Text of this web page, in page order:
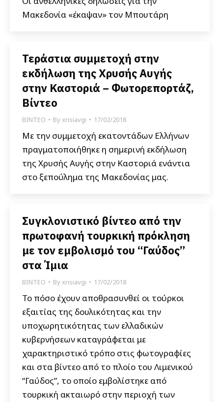
Μακεδονία «έκαψαν» τον Μπουτάρη
Τεράστια συμμετοχή στην
εκδήλωση της Χρυσής Αυγής
στην Καστοριά – Φωτορεπορτάζ,
Βίντεο
ΒΙΝΤΕΟ Byxrisiavgi 17/02/2018
Με την συμμετοχή εκατοντάδων Ελλήνων
πραγματοποιήθηκε η σημερινή εκδήλωση
της Χρυσής Αυγής στην Καστοριά ενάντια
στο ξεπούλημα της Μακεδονίας μας.
Συγκλονιστικό βίντεο από την
πρωτοφανή τουρκική πρόκληση
με τον εμβολισμό του “Γαύδος”
στα Ίμια
ΒΙΝΤΕΟ Byxrisiavgi 17/02/2018
Το πόσο έχουν αποθρασυνθεί οι τούρκοι
εξαιτίας της δουλικότητας και την
υποχωρητικότητας των ελλαδικών
κυβερνήσεων καταγράφεται με
χαρακτηριστικό τρόπο στις φωτογραφίες
και στα βίντεο από το πλοίο του Λιμενικού
“Γαύδος”, το οποίο εμβολίστηκε από
τουρκική ακταιωρό στην περιοχή των